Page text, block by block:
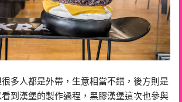
多人都是外帶，生意相當不錯，後方則是
到漢堡的製作過程，黑膠漢堡這次也參與